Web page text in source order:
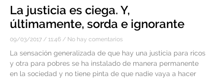
La justicia es ciega. Y,
últimamente, sorda e ignorante
09/03/2017 11:46 No hay comentarios
La sensación generalizada de que hay una justicia para ricos
y otra para pobres se ha instalado de manera permanente
en la sociedad y no tiene pinta de que nadie vaya a hacer